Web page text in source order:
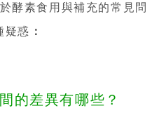
酵素食用與補充的常見問
疑惑 ：
的差異有哪些？